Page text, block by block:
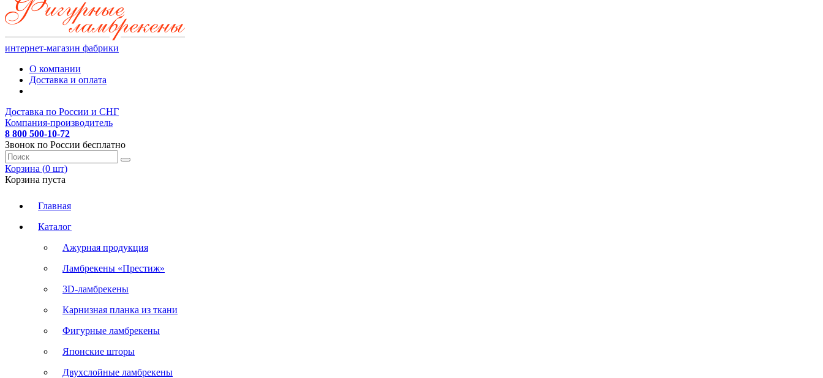
интернет-магазин фабрики
О компании
Доставка и оплата
Доставка по России и СНГ
Компания-производитель
8 800 500-10-72
Звонок по России бесплатно
Корзина (0 шт)
Корзина пуста
Главная
Каталог
Ажурная продукция
Ламбрекены «Престиж»
3D-ламбрекены
Карнизная планка из ткани
Фигурные ламбрекены
Японские шторы
Двухслойные ламбрекены